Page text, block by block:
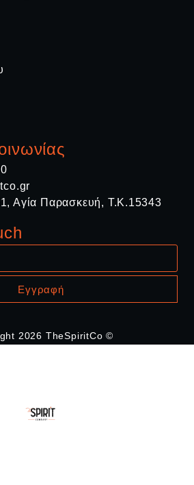
Αγία Παρασκευή, Τ.Κ.15343
Εγγραφή
2026 TheSpiritCo ©